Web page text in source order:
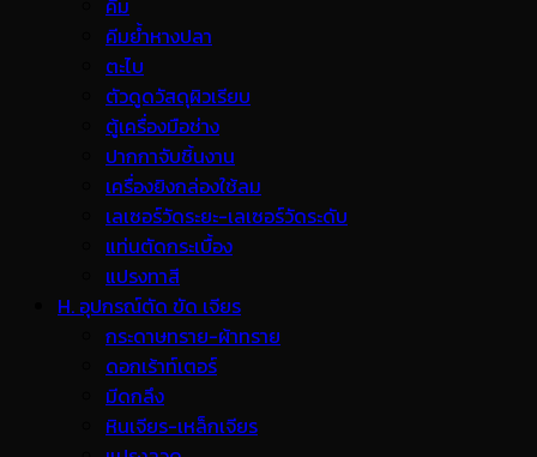
คีม
คีมย้ำหางปลา
ตะไบ
ตัวดูดวัสดุผิวเรียบ
ตู้เครื่องมือช่าง
ปากกาจับชิ้นงาน
เครื่องยิงกล่องใช้ลม
เลเซอร์วัดระยะ-เลเซอร์วัดระดับ
แท่นตัดกระเบื้อง
แปรงทาสี
H. อุปกรณ์ตัด ขัด เจียร
กระดาษทราย-ผ้าทราย
ดอกเร้าท์เตอร์
มีดกลึง
หินเจียร-เหล็กเจียร